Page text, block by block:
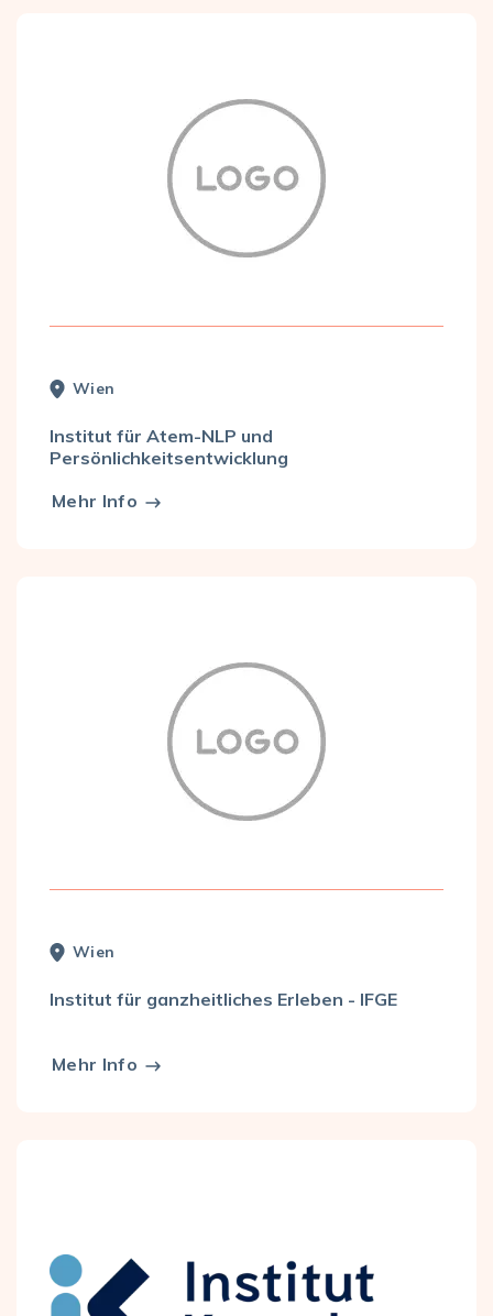
Wien
Institut für Atem-NLP und
Persönlichkeitsentwicklung
Mehr Info
Wien
Institut für ganzheitliches Erleben - IFGE
Mehr Info